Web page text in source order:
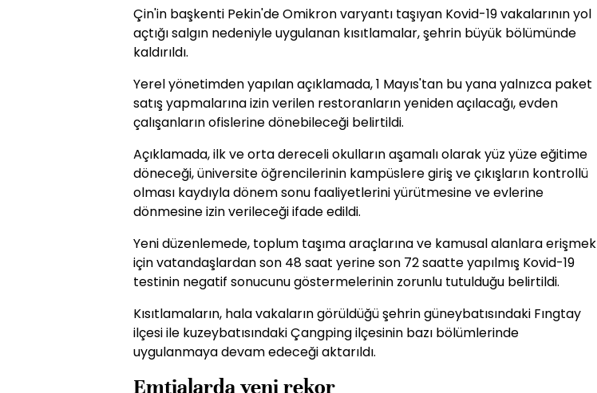
Çin'in başkenti Pekin'de Omikron varyantı taşıyan Kovid-19 vakalarının yol
açtığı salgın nedeniyle uygulanan kısıtlamalar, şehrin büyük bölümünde
kaldırıldı.
Yerel yönetimden yapılan açıklamada, 1 Mayıs'tan bu yana yalnızca paket
satış yapmalarına izin verilen restoranların yeniden açılacağı, evden
çalışanların ofislerine dönebileceği belirtildi.
Açıklamada, ilk ve orta dereceli okulların aşamalı olarak yüz yüze eğitime
döneceği, üniversite öğrencilerinin kampüslere giriş ve çıkışların kontrollü
olması kaydıyla dönem sonu faaliyetlerini yürütmesine ve evlerine
dönmesine izin verileceği ifade edildi.
Yeni düzenlemede, toplum taşıma araçlarına ve kamusal alanlara erişmek
için vatandaşlardan son 48 saat yerine son 72 saatte yapılmış Kovid-19
testinin negatif sonucunu göstermelerinin zorunlu tutulduğu belirtildi.
Kısıtlamaların, hala vakaların görüldüğü şehrin güneybatısındaki Fıngtay
ilçesi ile kuzeybatısındaki Çangping ilçesinin bazı bölümlerinde
uygulanmaya devam edeceği aktarıldı.
Emtialarda yeni rekor